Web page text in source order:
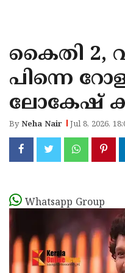
KANNUR
KASARAGOD
കൈതി 2,
പിന്നെ
ലോകേഷ്
ByNeha Nair Jul 8, 2026,
Whatsapp Group